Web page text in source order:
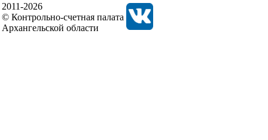
2011-2026
© Контрольно-счетная палата
Архангельской области